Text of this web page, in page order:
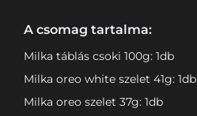
A csomag tartalma:
Milka táblás csoki 100g: 1db
Milka oreo white szelet 41g: 1db
Milka oreo szelet 37g: 1db